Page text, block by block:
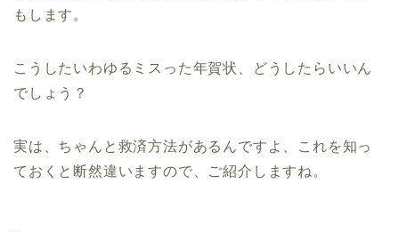
もします。
こうしたいわゆるミスった年賀状、どうしたらいいん
でしょう？
実は、ちゃんと救済方法があるんですよ、これを知っ
ておくと断然違いますので、ご紹介しますね。